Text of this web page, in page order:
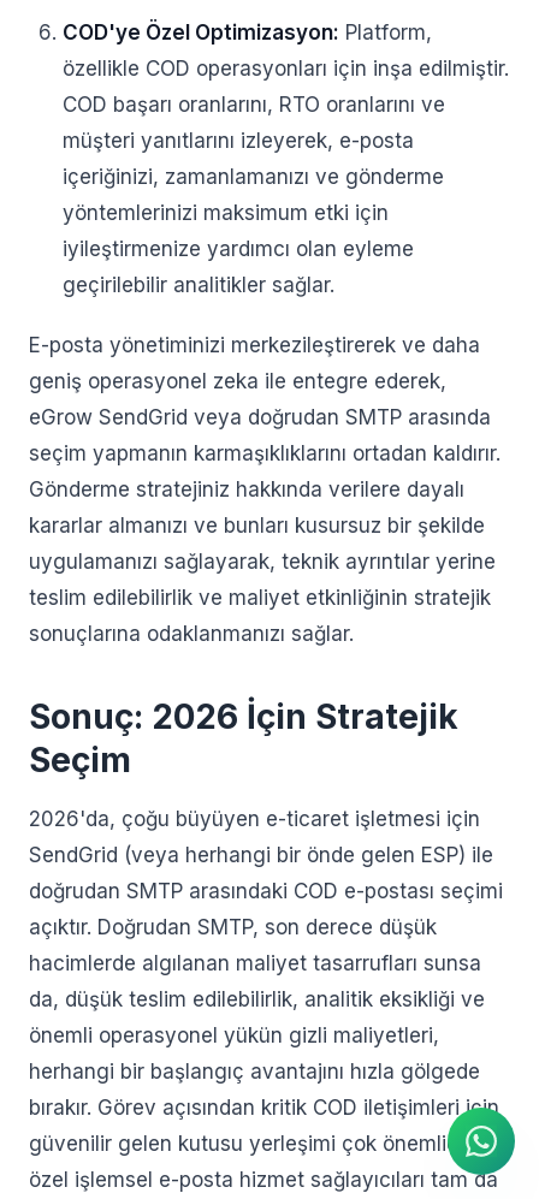
COD'ye Özel Optimizasyon: Platform,
özellikle COD operasyonları için inşa edilmiştir.
COD başarı oranlarını, RTO oranlarını ve
müşteri yanıtlarını izleyerek, e-posta
içeriğinizi, zamanlamanızı ve gönderme
yöntemlerinizi maksimum etki için
iyileştirmenize yardımcı olan eyleme
geçirilebilir analitikler sağlar.
E-posta yönetiminizi merkezileştirerek ve daha
geniş operasyonel zeka ile entegre ederek,
eGrow SendGrid veya doğrudan SMTP arasında
seçim yapmanın karmaşıklıklarını ortadan kaldırır.
Gönderme stratejiniz hakkında verilere dayalı
kararlar almanızı ve bunları kusursuz bir şekilde
uygulamanızı sağlayarak, teknik ayrıntılar yerine
teslim edilebilirlik ve maliyet etkinliğinin stratejik
sonuçlarına odaklanmanızı sağlar.
Sonuç: 2026 İçin Stratejik
Seçim
2026'da, çoğu büyüyen e-ticaret işletmesi için
SendGrid (veya herhangi bir önde gelen ESP) ile
doğrudan SMTP arasındaki COD e-postası seçimi
açıktır. Doğrudan SMTP, son derece düşük
hacimlerde algılanan maliyet tasarrufları sunsa
da, düşük teslim edilebilirlik, analitik eksikliği ve
önemli operasyonel yükün gizli maliyetleri,
herhangi bir başlangıç avantajını hızla gölgede
bırakır. Görev açısından kritik COD iletişimleri için
güvenilir gelen kutusu yerleşimi çok önemlidir ve
özel işlemsel e-posta hizmet sağlayıcıları tam da
AI Ajanı
WhatsApp üzerinden anında
yanıtlar